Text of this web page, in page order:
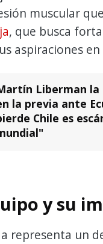
muscular
, que busca
aspiraciones
Liberman
la previa ante
Chile es
y su
representa un